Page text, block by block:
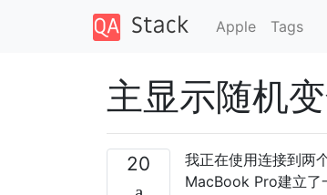
Apple Tags
主显示随机
20
我正在使用连接到两
MacBook Pro建立了